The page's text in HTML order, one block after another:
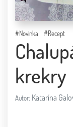
#Novinka #Recept
krekry
Autor: Katarína